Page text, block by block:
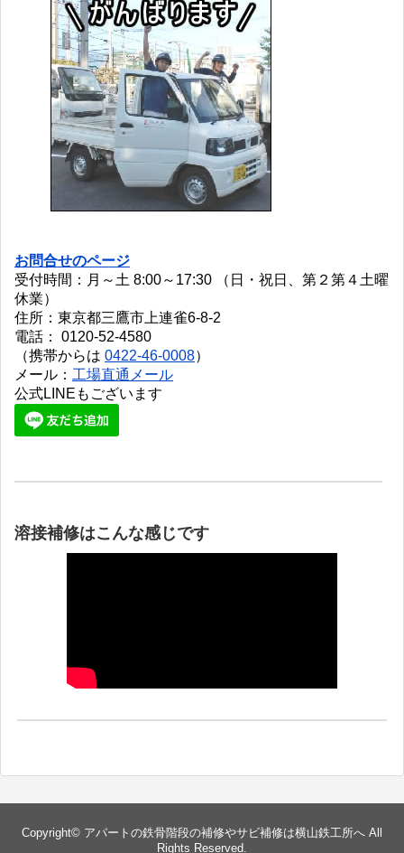
お問合せのページ
受付時間：月～土 8:00～17:30 （日・祝日、第２第４土曜
休業）
住所：東京都三鷹市上連雀6-8-2
電話： 0120-52-4580
（携帯からは 0422-46-0008）
メール： 工場直通メール
公式LINEもございます
溶接補修はこんな感じです
Copyright© アパートの鉄骨階段の補修やサビ補修は横山鉄工所へ All
Rights Reserved.